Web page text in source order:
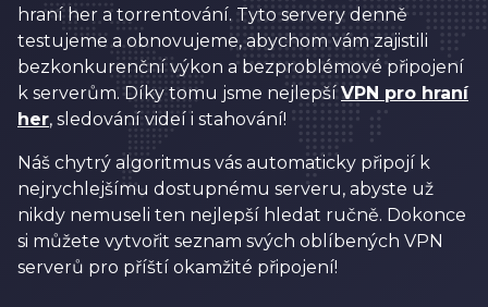
hraní her a torrentování. Tyto servery denně
testujeme a obnovujeme, abychom vám zajistili
bezkonkurenční výkon a bezproblémové připojení
k serverům. Díky tomu jsme nejlepší VPN pro hraní
her, sledování videí i stahování!
Náš chytrý algoritmus vás automaticky připojí k
nejrychlejšímu dostupnému serveru, abyste už
nikdy nemuseli ten nejlepší hledat ručně. Dokonce
si můžete vytvořit seznam svých oblíbených VPN
serverů pro příští okamžité připojení!